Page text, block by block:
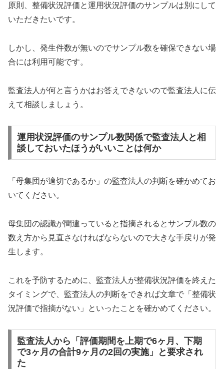
原則、整備状況評価と運用状況評価のサンプルは別にして
いただきたいです。
しかし、発生件数が無いのでサンプル数を確保できない場
合には利用可能です。
監査法人が何と言うかはお答えできないので監査法人に伝
えて相談しましょう。
運用状況評価のサンプル数関係で監査法人と相
談しておいたほうがいいことは何か
「母集団が適切であるか」の監査法人の判断を確かめてお
いてください。
母集団の認識が間違っていると指摘されるとサンプル数の
数え方から見直さなければならないので大きな手戻りが発
生します。
これを予防するために、監査法人が整備状況評価を終えた
タイミングで、監査法人の判断をできれば文章で「整備状
況評価で指摘がない」といったことを確かめてください。
監査法人から「評価期間を上期で6ヶ月、下期
で3ヶ月の合計9ヶ月の2回の実施」と要求され
た